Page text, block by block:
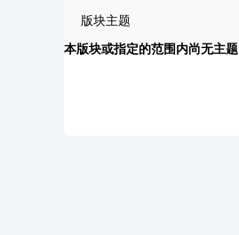
版块主题
本版块或指定的范围内尚无主题